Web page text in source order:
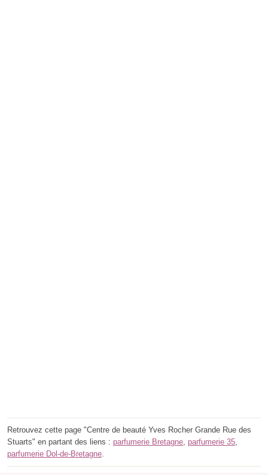
Retrouvez cette page "Centre de beauté Yves Rocher Grande Rue des
Stuarts" en partant des liens : parfumerie Bretagne parfumerie 35
parfumerie Dol-de-Bretagne